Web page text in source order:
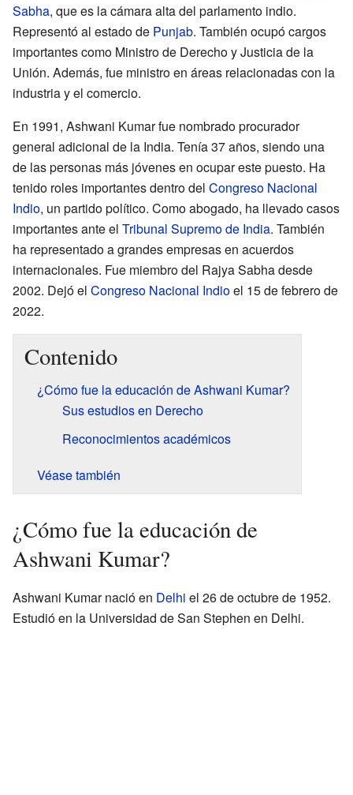
Sabha, que es la cámara alta del parlamento indio.
Representó al estado de Punjab. También ocupó cargos
importantes como Ministro de Derecho y Justicia de la
Unión. Además, fue ministro en áreas relacionadas con la
industria y el comercio.
En 1991, Ashwani Kumar fue nombrado procurador
general adicional de la India. Tenía 37 años, siendo una
de las personas más jóvenes en ocupar este puesto. Ha
tenido roles importantes dentro del Congreso Nacional
Indio, un partido político. Como abogado, ha llevado casos
importantes ante el Tribunal Supremo de India. También
ha representado a grandes empresas en acuerdos
internacionales. Fue miembro del Rajya Sabha desde
2002. Dejó el Congreso Nacional Indioel 15 de febrero de
2022.
Contenido
¿Cómo fue la educación de Ashwani Kumar?
Sus estudios en Derecho
Reconocimientos académicos
Véase también
¿Cómo fue la educación de
Ashwani Kumar?
Ashwani Kumar nació en Delhi el 26 de octubre de 1952.
Estudió en la Universidad de San Stephen en Delhi.